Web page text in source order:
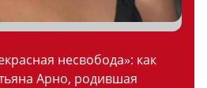
несвобода»: как
Арно, родившая